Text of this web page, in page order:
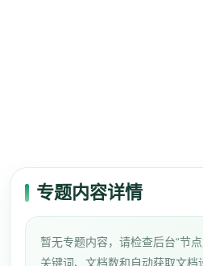
专题内容详情
暂无专题内容，请检查后台“节点
关键词、文档数和自动获取文档